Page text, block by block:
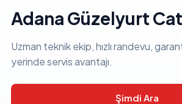
Adana Güzelyurt
Uzman teknik ekip, hızlı randevu,
yerinde servis avantajı.
Şimdi Ara